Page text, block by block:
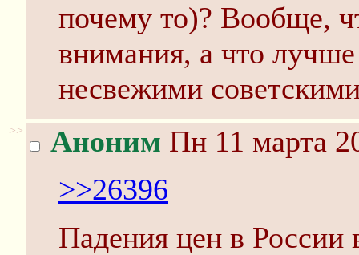
почему то)? Вообще,
внимания, а что
несвежими
>> Аноним Пн 11 марта
>>26396
Падения цен в